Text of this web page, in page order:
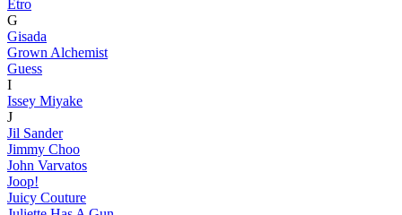
Etro
G
Gisada
Grown Alchemist
Guess
I
Issey Miyake
J
Jil Sander
Jimmy Choo
John Varvatos
Joop!
Juicy Couture